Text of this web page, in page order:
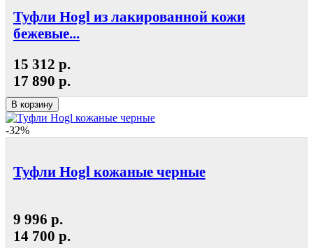
Туфли Hogl из лакированной кожи
бежевые...
15 312 р.
17 890 р.
В корзину
-32%
Туфли Hogl кожаные черные
9 996 р.
14 700 р.